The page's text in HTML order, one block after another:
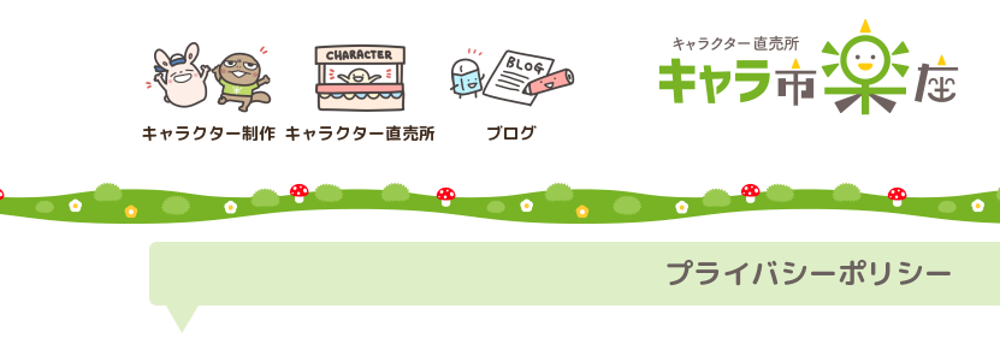
ス
キ
ン
に
キャラクター制作 キャラクター直売所 ブログ
プライバシーポリシー